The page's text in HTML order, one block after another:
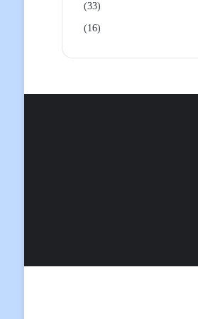
(33)
(16)